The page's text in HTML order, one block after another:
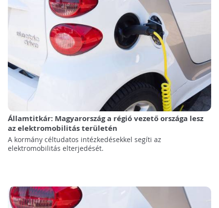
Államtitkár: Magyarország a régió vezető országa lesz
az elektromobilitás területén
A kormány céltudatos intézkedésekkel segíti az
elektromobilitás elterjedését.